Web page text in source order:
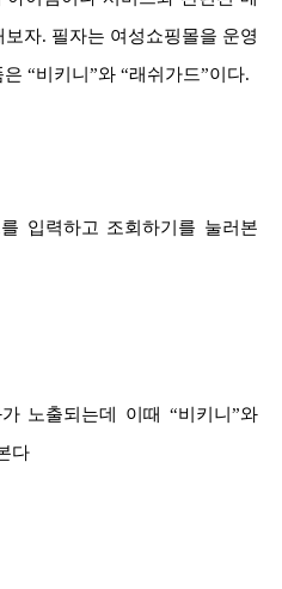
자. 필자는 여성쇼핑몰을 운영
“비키니”와 “래쉬가드”이다.
입력하고 조회하기를 눌러본
노출되는데 이때 “비키니”와
다